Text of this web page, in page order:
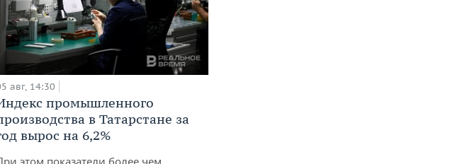
авг, 14:30
промышленного
в Татарстане за
вырос на 6,2%
этом показатели более чем